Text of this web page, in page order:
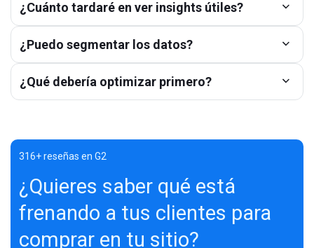
¿Cuánto tardaré en ver insights útiles?
¿Puedo segmentar los datos?
¿Qué debería optimizar primero?
316+ reseñas en G2
¿Quieres saber qué está
frenando a tus clientes para
comprar en tu sitio?